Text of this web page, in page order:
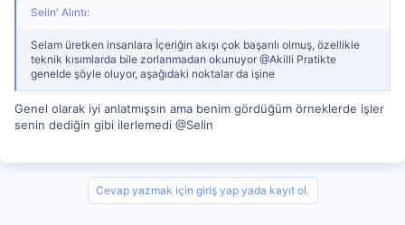
Selin' Alıntı:
Selam üretken insanlara İçeriğin akışı çok başarılı olmuş, özellikle
teknik kısımlarda bile zorlanmadan okunuyor @Akilli Pratikte
genelde şöyle oluyor, aşağıdaki noktalar da işine
Genel olarak iyi anlatmışsın ama benim gördüğüm örneklerde işler
senin dediğin gibi ilerlemedi @Selin
Cevap yazmak için giriş yap yada kayıt ol.